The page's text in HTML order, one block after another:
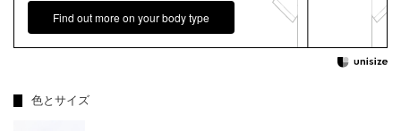
Find out more on your body type
色とサイズ